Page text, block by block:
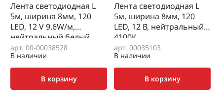
Лента светодиодная L
5м, ширина 8мм, 120
LED, 12 V 9.6W/м,
нейтральный белый
4000К AQ
арт. 00-00038528
В наличии
В корзину
Лента светодиодная L
5м, ширина 8мм, 120
LED, 12 В, нейтральный
4100К
арт. 00035103
В наличии
В корзину